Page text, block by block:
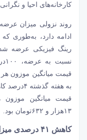
کارخانه‌های احیا و
روند نزولی میزان
قیمت میانگین موزون
قیمت میانگین
۱۳‌هزار و ۶۳۲تومان بود.
کاهش ۴۱ درصدی میزان معاملات شمش